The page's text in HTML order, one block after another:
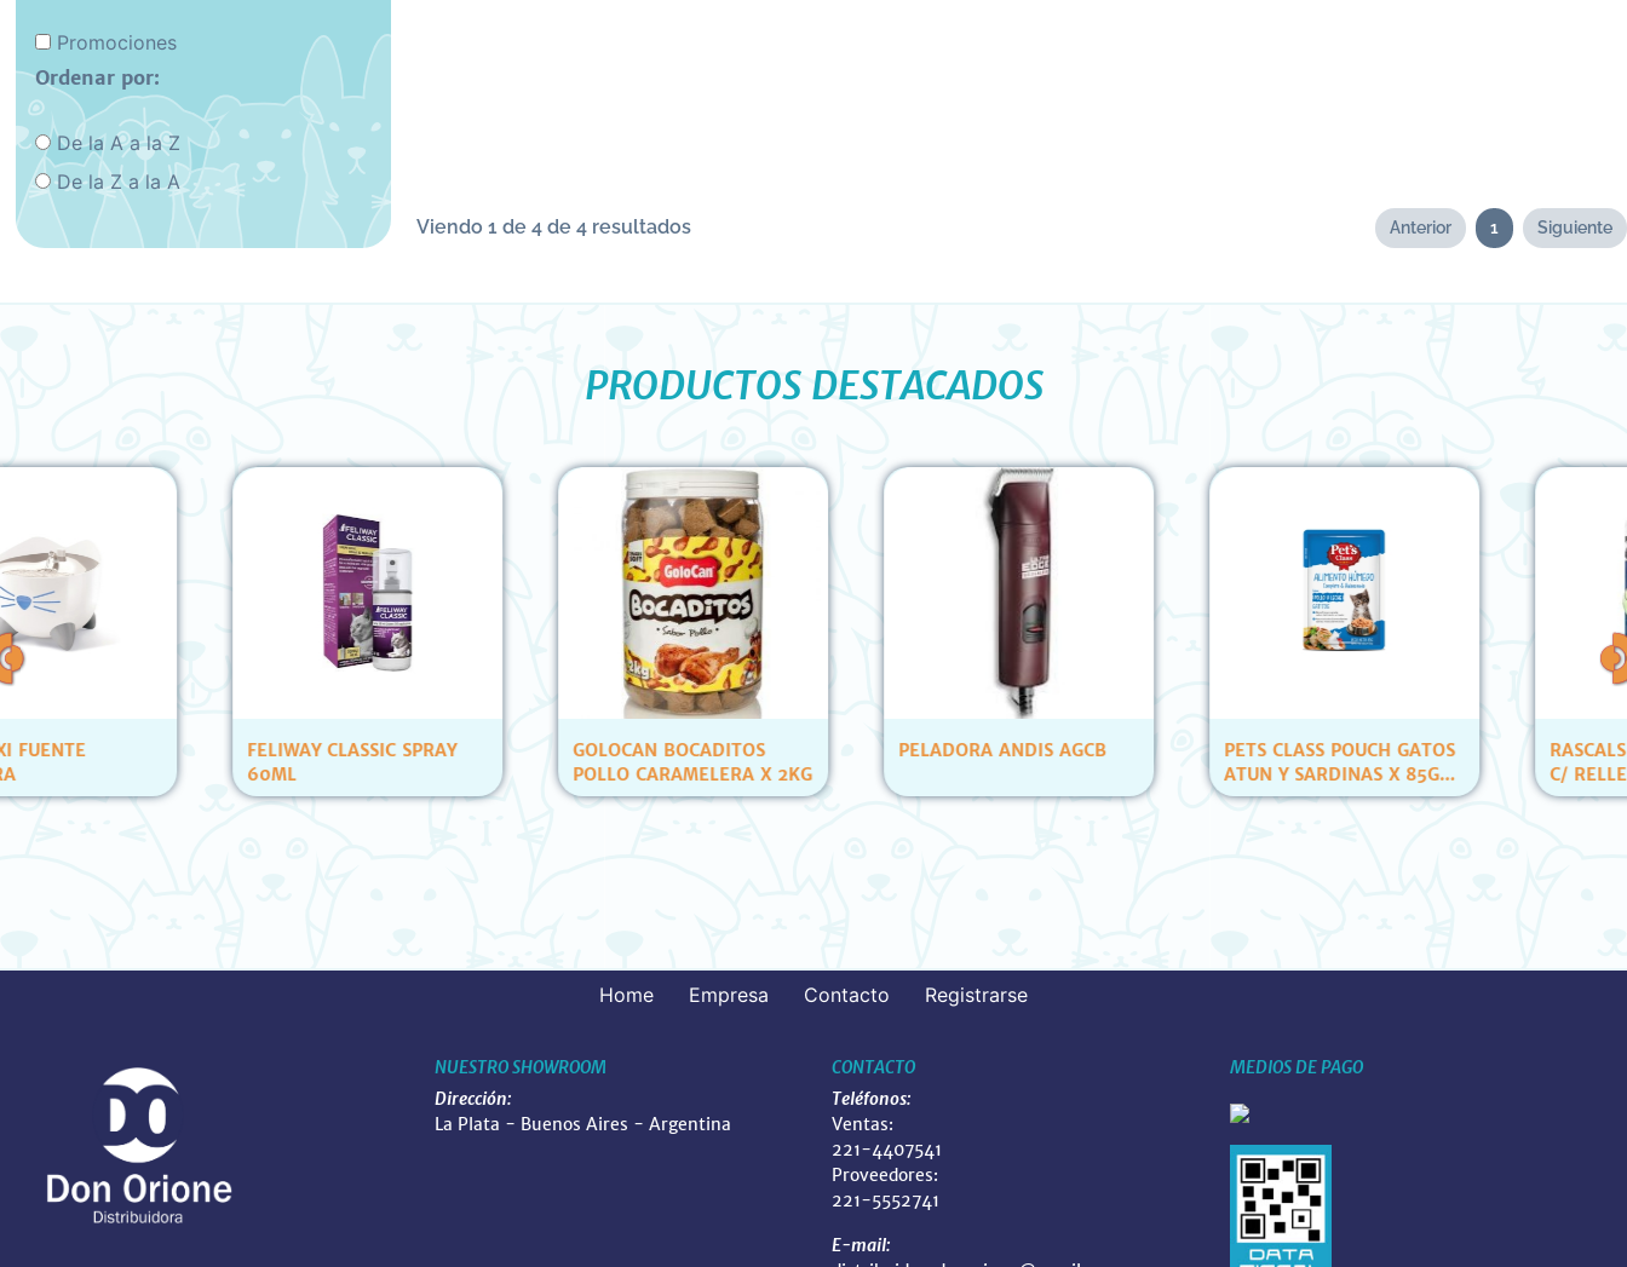
Promociones
Ordenar por:
De la A a la Z
De la Z a la A
Viendo 1 de 4 de 4 resultados Anterior 1 Siguiente
PRODUCTOS DESTACADOS
FELIWAY CLASSIC SPRAY
GOLOCAN BOCADITOS
POLLO CARAMELERA X 2KG
PELADORA ANDIS AGCB
PETS CLASS POUCH GATOS
ATUN Y SARDINAS X 85GR
(12 UNID)
RASCALS PACK 3 PELOTAS
C/ RELLENO E HIERBA
(YT80007)
Home Empresa Contacto Registrarse
NUESTRO SHOWROOM
Dirección:
La Plata - Buenos Aires - Argentina
CONTACTO
Teléfonos:
Ventas:
221-4407541
Proveedores:
221-5552741
E-mail:
MEDIOS DE PAGO